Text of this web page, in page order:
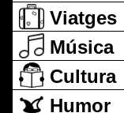
Viatges
Música
Cultura
Humor